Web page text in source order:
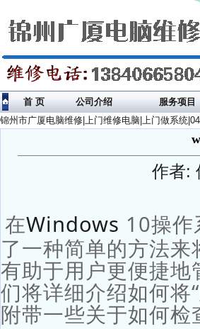
首 页 公司介绍 服务项目
锦州市广厦电脑维修|上门维修电脑|上门做系统
作者:
在Windows 10操作
了一种简单的方法来
有助于用户更便捷
们将详细介绍如何将
附带一些关于如何